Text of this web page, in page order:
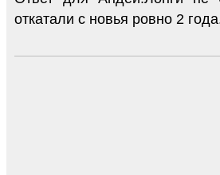
откатали с новья ровно 2